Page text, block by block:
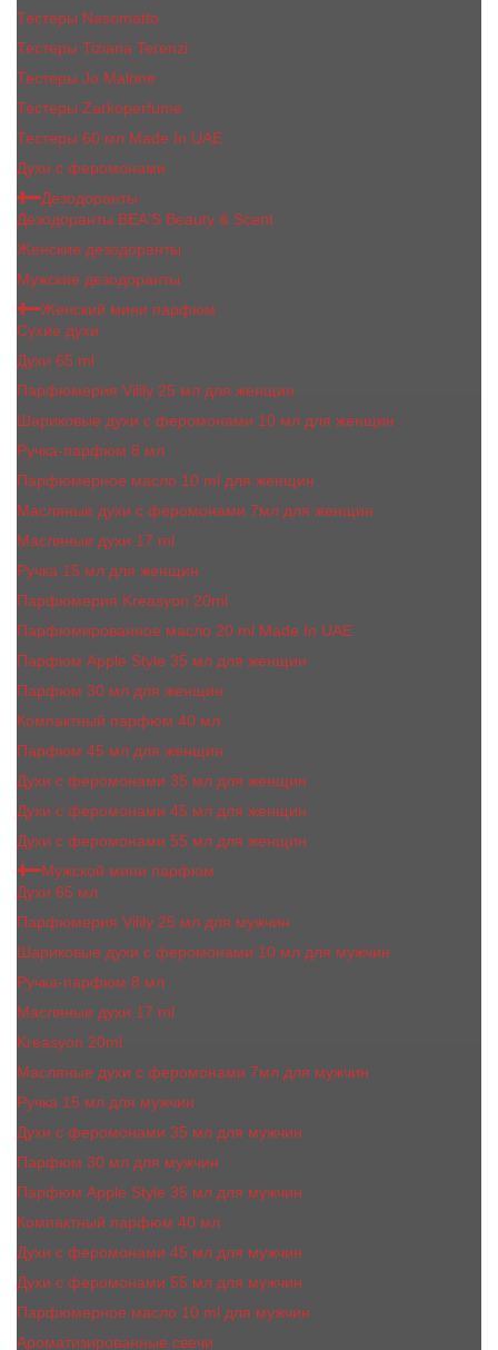
Тестеры Nasomatto
Тестеры Tiziana Terenzi
Тестеры Jо Malоnе
Тестеры Zarkoperfume
Тестеры 60 мл Made In UAE
Духи с феромонами
Дезодоранты
Дезодоранты BEA'S Beauty & Scent
Женские дезодоранты
Мужские дезодоранты
Женский мини парфюм
Сухие духи
Духи 65 ml
Парфюмерия Vilily 25 мл для женщин
Шариковые духи с феромонами 10 мл для женщин
Ручка-парфюм 8 мл
Парфюмерное масло 10 ml для женщин
Масляные духи c феромонами 7мл для женщин
Масляные духи 17 ml
Ручка 15 мл для женщин
Парфюмерия Kreasyon 20ml
Парфюмированное масло 20 ml Made In UAE
Парфюм Apple Style 35 мл для женщин
Парфюм 30 мл для женщин
Компактный парфюм 40 мл
Парфюм 45 мл для женщин
Духи с феромонами 35 мл для женщин
Духи с феромонами 45 мл для женщин
Духи с феромонами 55 мл для женщин
Мужской мини парфюм
Духи 65 мл
Парфюмерия Vilily 25 мл для мужчин
Шариковые духи с феромонами 10 мл для мужчин
Ручка-парфюм 8 мл
Масляные духи 17 ml
Kreasyon 20ml
Масляные духи c феромонами 7мл для мужчин
Ручка 15 мл для мужчин
Духи с феромонами 35 мл для мужчин
Парфюм 30 мл для мужчин
Парфюм Apple Style 35 мл для мужчин
Компактный парфюм 40 мл
Духи с феромонами 45 мл для мужчин
Духи с феромонами 55 мл для мужчин
Парфюмерное масло 10 ml для мужчин
Ароматизированные свечи